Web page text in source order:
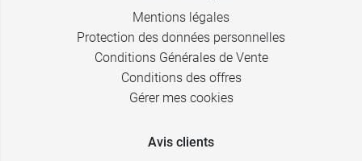
Mentions légales
Protection des données personnelles
Conditions Générales de Vente
Conditions des offres
Gérer mes cookies
Avis clients